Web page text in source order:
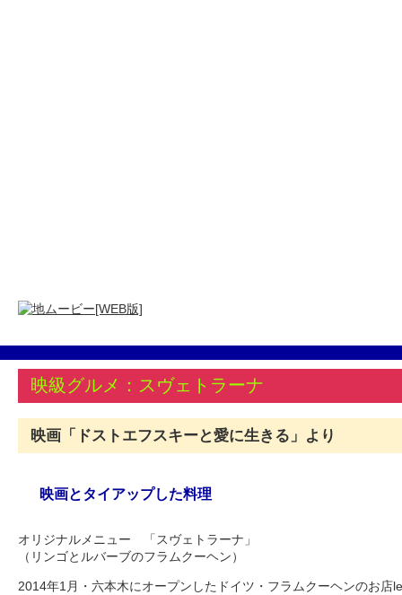
映級グルメ：スヴェトラーナ
映画「ドストエフスキーと愛に生きる」より
映画とタイアップした料理
オリジナルメニュー 「スヴェトラーナ」
（リンゴとルバーブのフラムクーヘン）
2014年1月・六本木にオープンしたドイツ・フラムクーヘンのお店